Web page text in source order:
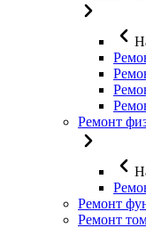
Ремонт
Ремонт
Ремонт